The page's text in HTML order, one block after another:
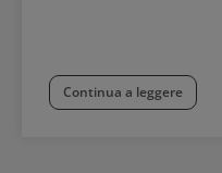
Continua a leggere